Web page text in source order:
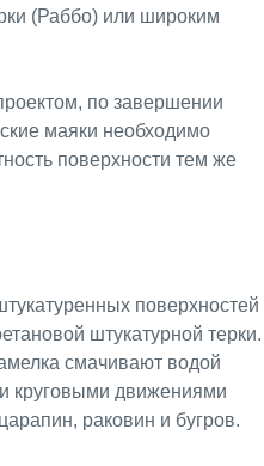
(Раббо) или широким
по завершении
маяки необходимо
поверхности тем же
поверхностей
штукатурной терки.
смачивают водой
круговыми движениями
раковин и бугров.